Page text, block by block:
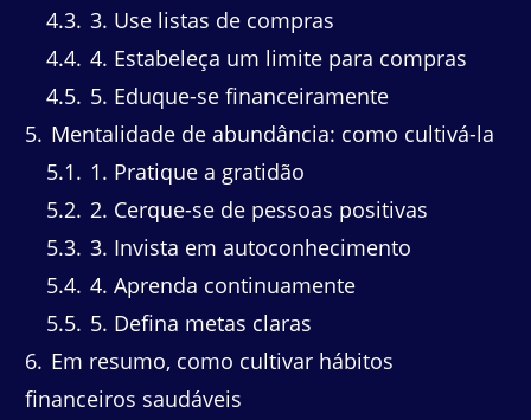
4.3 3. Use listas de compras
4.4 4. Estabeleça um limite para compras
4.5 5. Eduque-se financeiramente
5 Mentalidade de abundância: como cultivá-la
5.1
1. Pratique a gratidão
5.2 2. Cerque-se de pessoas positivas
5.3 3. Invista em autoconhecimento
5.4 4. Aprenda continuamente
5.5 5. Defina metas claras
6 Em resumo, como cultivar hábitos
financeiros saudáveis